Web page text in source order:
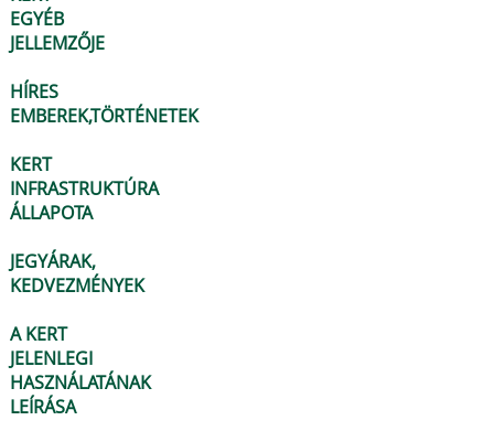
EGYÉB
JELLEMZŐJE
HÍRES
EMBEREK,TÖRTÉNETEK
KERT
INFRASTRUKTÚRA
ÁLLAPOTA
JEGYÁRAK,
KEDVEZMÉNYEK
A KERT
JELENLEGI
HASZNÁLATÁNAK
LEÍRÁSA